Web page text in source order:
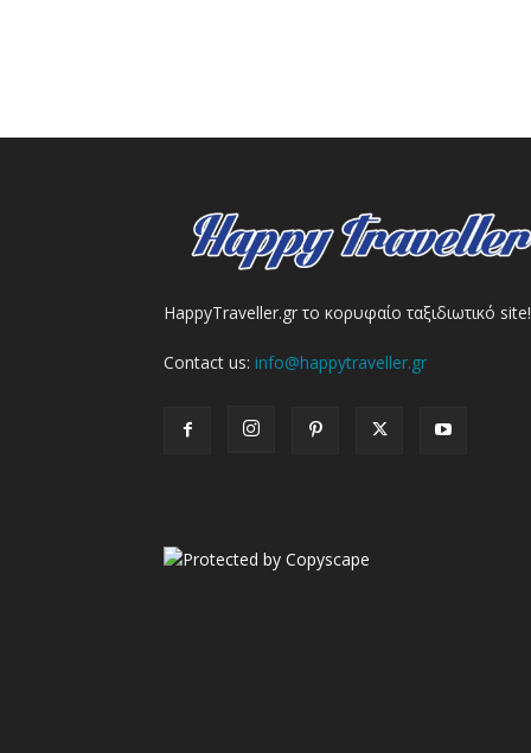
HappyTraveller.gr το κορυφαίο ταξιδιωτικό site!
Contact us: info@happytraveller.gr